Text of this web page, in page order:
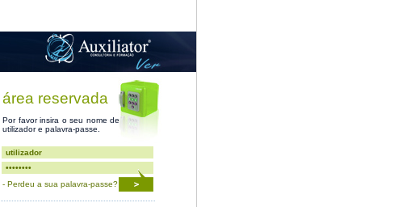
área reservada
Por favor insira o seu nome de
utilizador e palavra-passe.
- Perdeu a sua palavra-passe?